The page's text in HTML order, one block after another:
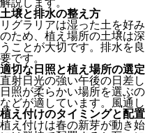
解説します。
土壌と排水の整え方
リグラリアは湿った土を好
のため、植え場所の土壌は
うことが大切です。排水を
要です。
適切な日照と植え場所の選定
直射日光の強い午後の日差
日照が柔らかい場所を選ぶ
などが適しています。風通
植え付けのタイミングと配
植え付けは春の新芽が動き